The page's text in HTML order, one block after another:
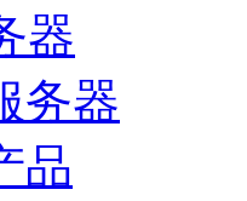
器
务器
品